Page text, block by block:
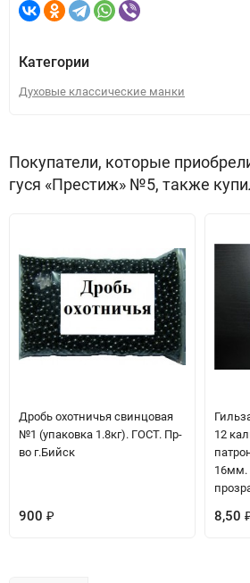
Категории
Духовые классические манки
Покупатели, которые
гуся «Престиж» №5, также
Дробь охотничья свинцовая
№1 (упаковка 1.8кг). ГОСТ. Пр-
во г.Бийск
900 ₽
12
16мм.
8,50